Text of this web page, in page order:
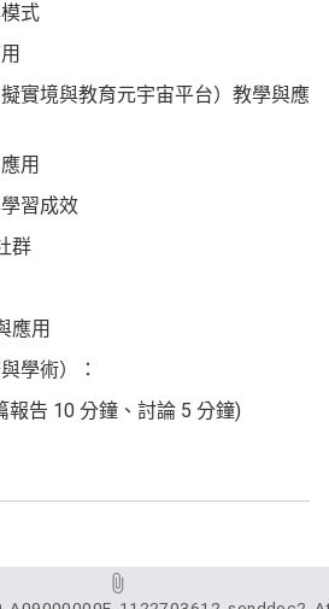
式
實境與教育元宇宙平台）教學與應
用
習成效
群
應用
學術）：
報告 10 分鐘、討論 5 分鐘)